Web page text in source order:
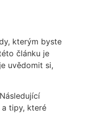
kterým byste
článku je
uvědomit si,
tipy, které